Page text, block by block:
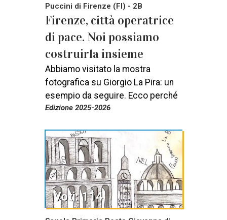
Puccini di Firenze (FI) - 2B
Firenze, città operatrice
di pace. Noi possiamo
costruirla insieme
Abbiamo visitato la mostra
fotografica su Giorgio La Pira: un
esempio da seguire. Ecco perché
Edizione 2025-2026
Voti: 114